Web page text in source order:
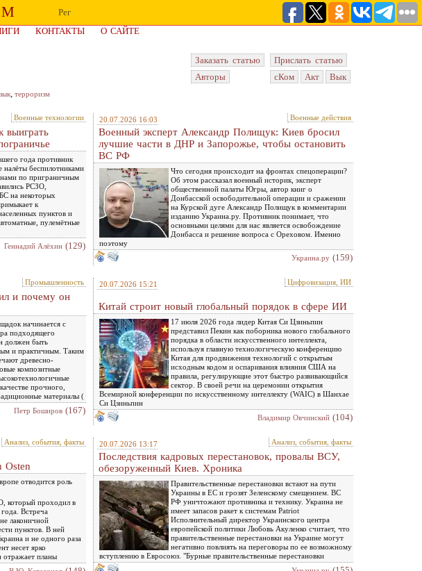
Рег
КОНТАКТЫ
О САЙТЕ
Заказать статью
Прислать статью
Авторы
сКом Акт
Вык
, терроризм
Военные технологии
выиграть
года противник
налёты беспилотниками
по приграничным
РСЗО,
на некоторых
к
пунктов и
пулемётные
Геннадий Алёхин (129)
20.07.2026 16:03 Военные действия
Военный эксперт Александр Полищук: Киев бросил
лучшие части в ДНР и Запорожье, чтобы остановить
ВС РФ
Что сегодня происходит на фронтах спецоперации?
Об этом рассказал военный историк, эксперт
общественной палаты Югры, автор книг о
Донбасской освободительной операции и сражении
на Курской дуге Александр Полищук в комментарии
изданию Украина.ру. Противник понимает, что
основными целями для нас является освобождение
Донбасса и решение вопроса с Ореховом. Именно
поэтому
Украина.ру (159)
Промышленность
и почему он
начинается с
подходящего
должен быть
и практичным. Таким
древесно-
композитные
прочного,
материалы (
Петр Боширов (167)
20.07.2026 15:21 Цифровизация, ИИ
Китай строит новый глобальный порядок в сфере ИИ
17 июля 2026 года лидер Китая Си Цзиньпин
представил Пекин как поборника нового глобального
порядка в области искусственного интеллекта,
используя главную технологическую конференцию
Китая для продвижения технологий с открытым
исходным кодом и оспаривания влияния США на
правила, регулирующие этот быстро развивающийся
сектор. В своей речи на церемонии открытия
Всемирной конференции по искусственному интеллекту (WAIC) в Шанхае
Си Цзиньпин
Владимир Овчинский (104)
Анализ, события, факты
отводится роль
который проходил в
Встреча
лаконичной
пунктов. В ней
и не одного раза
несет ярко
отражает планы
20.07.2026 13:17 Анализ, события, факты
Последствия кадровых перестановок, провалы ВСУ,
обезоруженный Киев. Хроника
Правительственные перестановки встают на пути
Украины в ЕС и грозят Зеленскому смещением. ВС
РФ уничтожают противника и технику. Украина не
имеет запасов ракет к системам Patriot
Исполнительный директор Украинского центра
европейской политики Любовь Акуленко считает, что
правительственные перестановки на Украине могут
негативно повлиять на переговоры по ее возможному
вступлению в Евросоюз. "Бурные правительственные перестановки